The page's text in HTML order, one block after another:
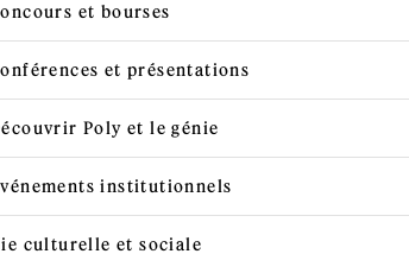
et bourses
et présentations
Poly et le génie
institutionnels
culturelle et sociale